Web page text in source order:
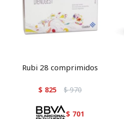
Rubi 28 comprimidos
$ 825 $ 970
$ 701